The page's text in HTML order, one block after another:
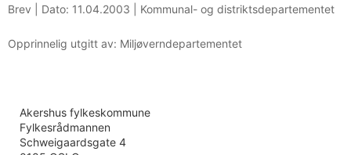
Brev | Dato: 11.04.2003 Kommunal- og distriktsdepartementet
Opprinnelig utgitt av: Miljøverndepartementet
Akershus fylkeskommune
Fylkesrådmannen
Schweigaardsgate 4